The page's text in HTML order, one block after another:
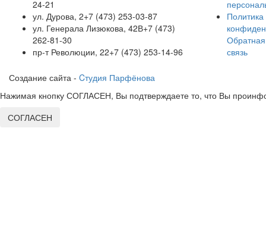
24-21
ул. Дурова, 2+7 (473) 253-03-87
ул. Генерала Лизюкова, 42В+7 (473)
262-81-30
пр-т Революции, 22+7 (473) 253-14-96
Политика
Обратная
связь
Создание сайта - Cтудия Парфёнова
Нажимая кнопку СОГЛАСЕН, Вы подтверждаете то, что Вы
СОГЛАСЕН